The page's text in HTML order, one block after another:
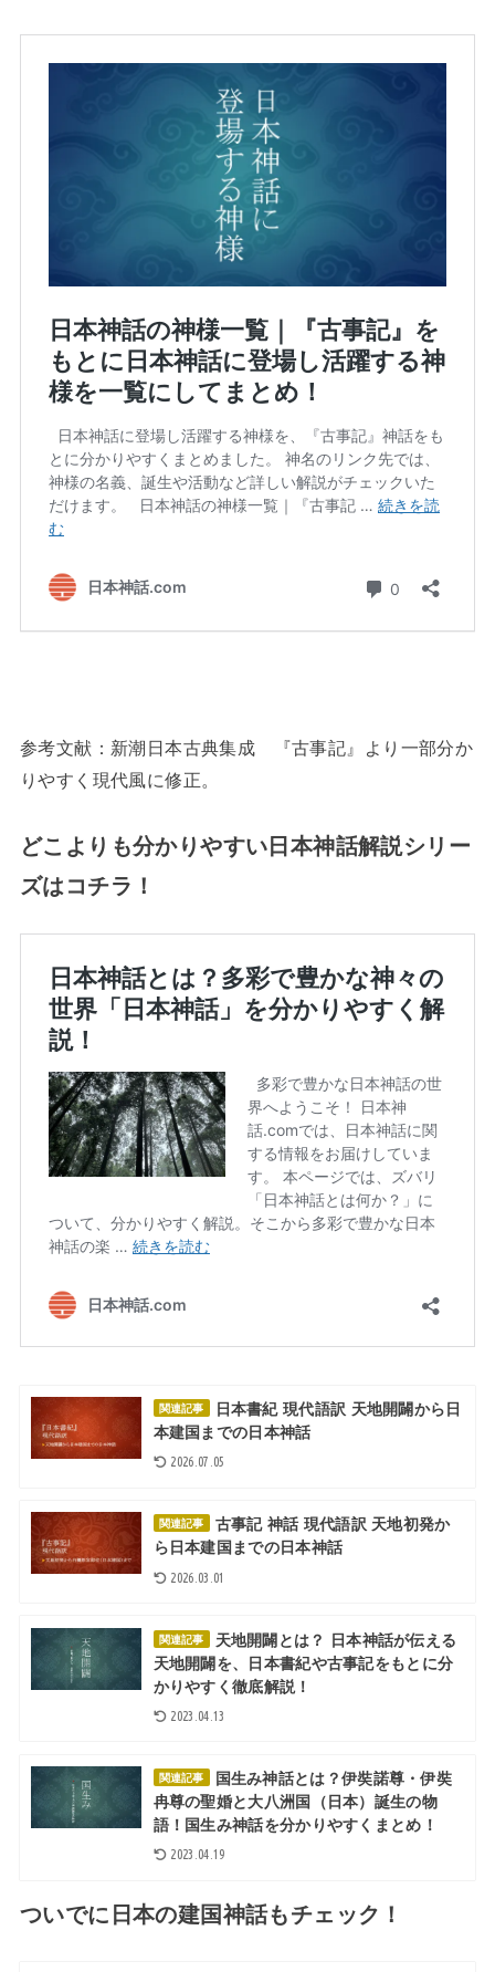
参考文献：新潮日本古典集成 『古事記』より一部分か
りやすく現代風に修正。
どこよりも分かりやすい日本神話解説シリー
ズはコチラ！
関連記事
日本書紀 現代語訳 天地開闢から日
本建国までの日本神話
2026.07.05
関連記事
古事記 神話 現代語訳 天地初発か
ら日本建国までの日本神話
2026.03.01
関連記事
天地開闢とは？ 日本神話が伝える
天地開闢を、日本書紀や古事記をもとに分
かりやすく徹底解説！
2023.04.13
関連記事
国生み神話とは？伊奘諾尊・伊奘
冉尊の聖婚と大八洲国（日本）誕生の物
語！国生み神話を分かりやすくまとめ！
2023.04.19
ついでに日本の建国神話もチェック！